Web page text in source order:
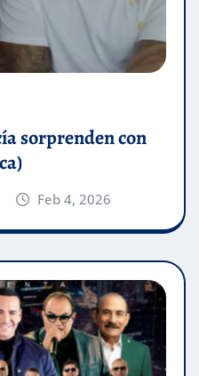
sorprenden con
Feb 4, 2026